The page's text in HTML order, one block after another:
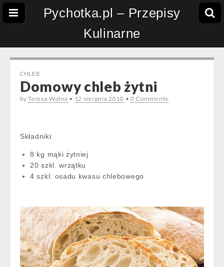
Pychotka.pl – Przepisy
Kulinarne
CHLEB
Domowy chleb żytni
byTeresa Wolna • 12 sierpnia 2010 • 0 Comments
Składniki:
8 kg mąki żytniej
20 szkl. wrzątku
4 szkl. osadu kwasu chlebowego